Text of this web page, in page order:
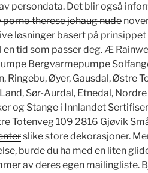
persondata. Det blir også
porno therese johaug nude
løsninger basert på
en tid som passer deg. Æ
Bergvarmepumpe
Ringebu, Øyer, Gausdal, Østre
Sør-Aurdal, Etnedal,
og Stange i Innlandet
Totenveg 109 2816 Gjøvik
slike store dekorasjoner.
burde du ha med en liten
av deres egen mailingliste.